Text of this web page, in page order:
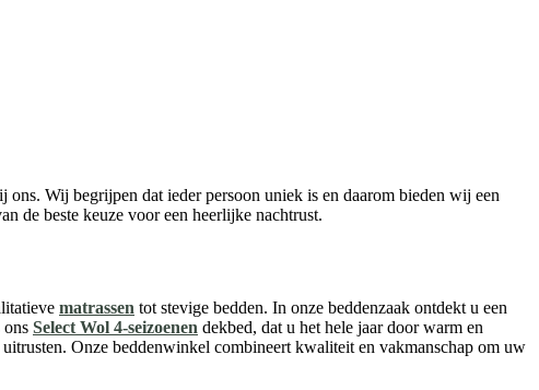
Wij begrijpen dat ieder persoon uniek is en daarom bieden wij een
de beste keuze voor een heerlijke nachtrust.
matrassen tot stevige bedden. In onze beddenzaak ontdekt u een
ons Select Wol 4-seizoenen dekbed, dat u het hele jaar door warm en
Onze beddenwinkel combineert kwaliteit en vakmanschap om uw